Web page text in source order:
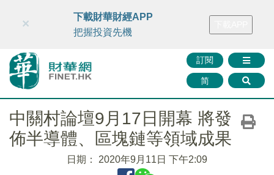
財華智庫網 FINTV FINMETA 財華證券 媒體矩陣
訂閱
简
×
下載財華財經APP
把握投資先機
中關村論壇9月17日開幕 將發
佈半導體、區塊鏈等領域成果
日期： 2020年9月11日 下午2:09